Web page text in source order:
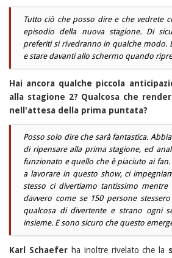
Tutto ciò che posso dire e che vedrete
episodio della nuova stagione. Di
preferiti si rivedranno in qualche modo.
e stare davanti allo schermo quando
Hai ancora qualche piccola
alla stagione 2? Qualcosa che
nell'attesa della prima puntata?
Posso solo dire che sarà fantastica.
di ripensare alla prima stagione, ed
funzionato e quello che è piaciuto ai
a lavorare in questo show, ci
stesso ci divertiamo tantissimo mentre
davvero come se 150 persone
qualcosa di divertente e strano ogni
insieme. E sono sicuro che questo
Karl Schaeferha inoltre rivelato che la